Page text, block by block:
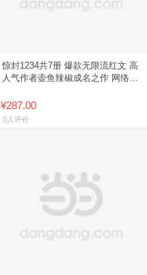
惊封1234共7册 爆款无限流红文 高
人气作者壶鱼辣椒成名之作 网络原
囊括塞壬小镇与爆裂
¥287.00
0人评价